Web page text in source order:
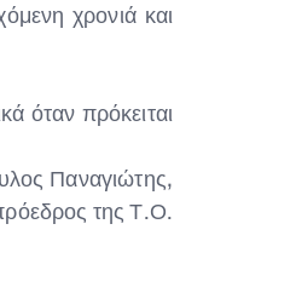
χρονιά και
όταν πρόκειται
Παναγιώτης,
της Τ.Ο.